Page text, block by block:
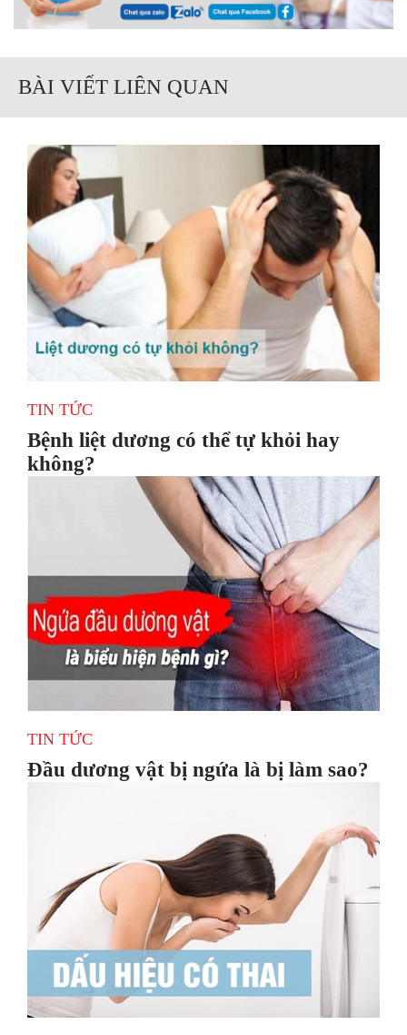
BÀI VIẾT LIÊN QUAN
TIN TỨC
Bệnh liệt dương có thể tự khỏi hay
không?
TIN TỨC
Đầu dương vật bị ngứa là bị làm sao?